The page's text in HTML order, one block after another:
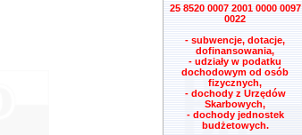
25 8520 0007 2001 0000 0097
0022
- subwencje, dotacje,
dofinansowania,
- udziały w podatku
dochodowym od osób
fizycznych,
- dochody z Urzędów
Skarbowych,
- dochody jednostek
budżetowych.